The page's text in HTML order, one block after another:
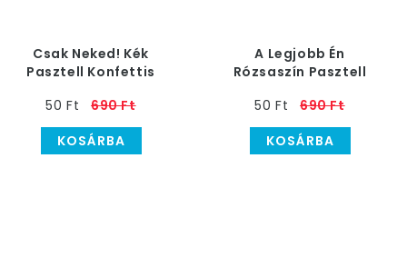
Csak Neked! Kék
Pasztell Konfettis
50 Ft
690 Ft
KOSÁRBA
A Legjobb Én
Rózsaszín Pasztell
50 Ft
690 Ft
KOSÁRBA